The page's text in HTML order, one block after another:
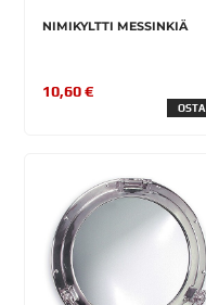
NIMIKYLTTI MESSINKIÄ
10,60 €
OSTA